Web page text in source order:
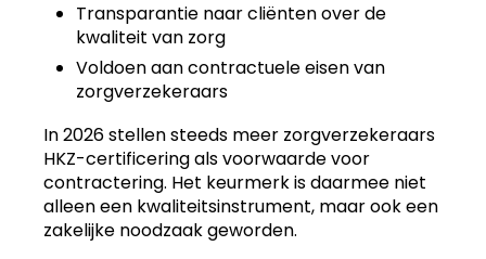
Transparantie naar cliënten over de
kwaliteit van zorg
Voldoen aan contractuele eisen van
zorgverzekeraars
In 2026 stellen steeds meer zorgverzekeraars
HKZ-certificering als voorwaarde voor
contractering. Het keurmerk is daarmee niet
alleen een kwaliteitsinstrument, maar ook een
zakelijke noodzaak geworden.